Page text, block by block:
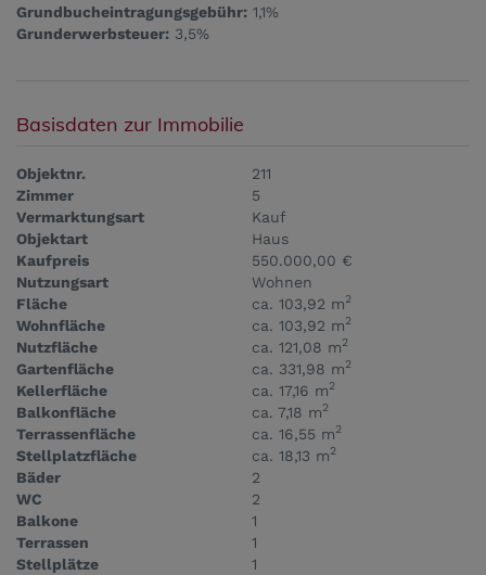
Grundbucheintragungsgebühr: 1,1%
Grunderwerbsteuer: 3,5%
Basisdaten zur Immobilie
Objektnr.
211
Zimmer
5
Vermarktungsart
Kauf
Objektart
Haus
Kaufpreis
550.000,00 €
Nutzungsart
Wohnen
Fläche
ca. 103,92 m2
Wohnfläche ca. 103,92 m2
Nutzfläche ca. 121,08 m2
Gartenfläche ca. 331,98 m2
Kellerfläche ca. 17,16 m2
Balkonfläche ca. 7,18 m2
Terrassenfläche ca. 16,55 m2
Stellplatzfläche ca. 18,13 m2
Bäder
2
WC
2
Balkone
1
Terrassen
1
Stellplätze
1